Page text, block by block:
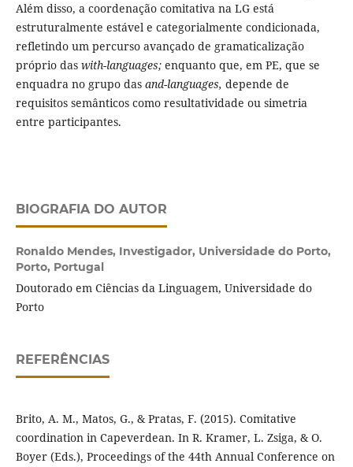
Além disso, a coordenação comitativa na LG está
estruturalmente estável e categorialmente condicionada,
refletindo um percurso avançado de gramaticalização
próprio das with-languages; enquanto que, em PE, que se
enquadra no grupo das and-languages, depende de
requisitos semânticos como resultatividade ou simetria
entre participantes.
BIOGRAFIA DO AUTOR
Ronaldo Mendes, Investigador, Universidade do Porto,
Porto, Portugal
Doutorado em Ciências da Linguagem, Universidade do
Porto
REFERÊNCIAS
Brito, A. M., Matos, G., & Pratas, F. (2015). Comitative
coordination in Capeverdean. In R. Kramer, L. Zsiga, & O.
Boyer (Eds.), Proceedings of the 44th Annual Conference on